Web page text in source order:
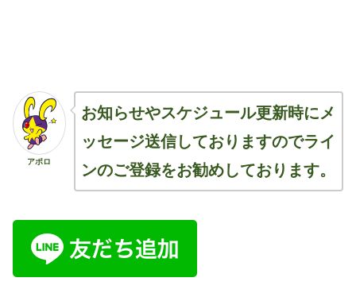
アポロ
お知らせやスケジュール更新時にメ
ッセージ送信しておりますのでライ
ンのご登録をお勧めしております。